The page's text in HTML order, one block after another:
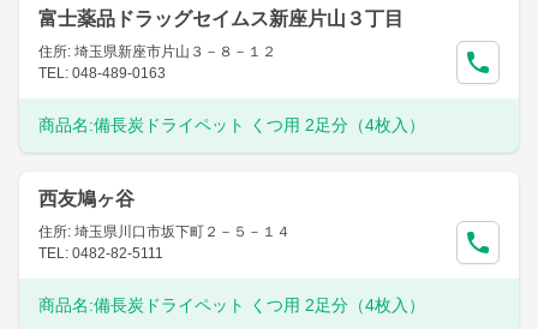
富士薬品ドラッグセイムス新座片山３丁目
住所: 埼玉県新座市片山３－８－１２
TEL: 048-489-0163
商品名:備長炭ドライペット くつ用 2足分（4枚入）
西友鳩ヶ谷
住所: 埼玉県川口市坂下町２－５－１４
TEL: 0482-82-5111
商品名:備長炭ドライペット くつ用 2足分（4枚入）